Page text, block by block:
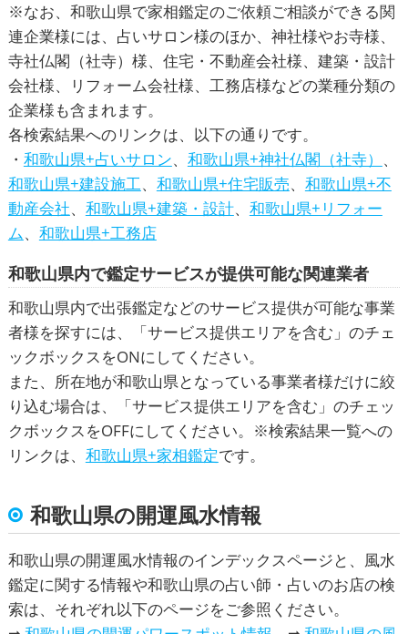
※なお、和歌山県で家相鑑定のご依頼ご相談ができる関
連企業様には、占いサロン様のほか、神社様やお寺様、
寺社仏閣（社寺）様、住宅・不動産会社様、建築・設計
会社様、リフォーム会社様、工務店様などの業種分類の
企業様も含まれます。
各検索結果へのリンクは、以下の通りです。
・ 和歌山県+占いサロン、 和歌山県+神社仏閣（社寺） 、
和歌山県+建設施工、 和歌山県+住宅販売、 和歌山県+不
動産会社、 和歌山県+建築・設計、 和歌山県+リフォー
ム、 和歌山県+工務店
和歌山県内で鑑定サービスが提供可能な関連業者
和歌山県内で出張鑑定などのサービス提供が可能な事業
者様を探すには、「サービス提供エリアを含む」のチェ
ックボックスをONにしてください。
また、所在地が和歌山県となっている事業者様だけに絞
り込む場合は、「サービス提供エリアを含む」のチェッ
クボックスをOFFにしてください。※検索結果一覧への
リンクは、 和歌山県+家相鑑定です。
和歌山県の開運風水情報
和歌山県の開運風水情報のインデックスページと、風水
鑑定に関する情報や和歌山県の占い師・占いのお店の検
索は、それぞれ以下のページをご参照ください。